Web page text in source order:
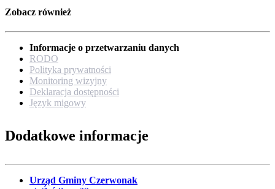
Zobacz również
Informacje o przetwarzaniu danych
RODO
Polityka prywatności
Monitoring wizyjny
Deklaracja dostępności
Język migowy
Dodatkowe informacje
Urząd Gminy Czerwonak